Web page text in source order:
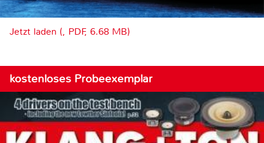
Jetzt laden (, PDF, 6.68 MB)
kostenloses Probeexemplar